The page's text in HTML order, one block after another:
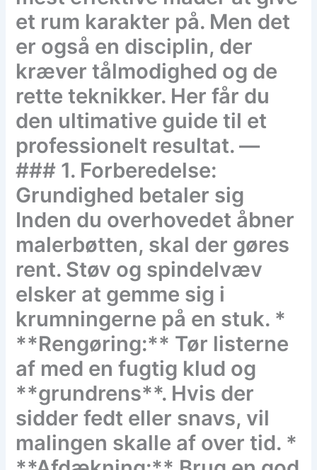
et rum karakter på. Men det
er også en disciplin, der
kræver tålmodighed og de
rette teknikker. Her får du
den ultimative guide til et
professionelt resultat. —
### 1. Forberedelse:
Grundighed betaler sig
Inden du overhovedet åbner
malerbøtten, skal der gøres
rent. Støv og spindelvæv
elsker at gemme sig i
krumningerne på en stuk. *
**Rengøring:** Tør listerne
af med en fugtig klud og
**grundrens**. Hvis der
sidder fedt eller snavs, vil
malingen skalle af over tid. *